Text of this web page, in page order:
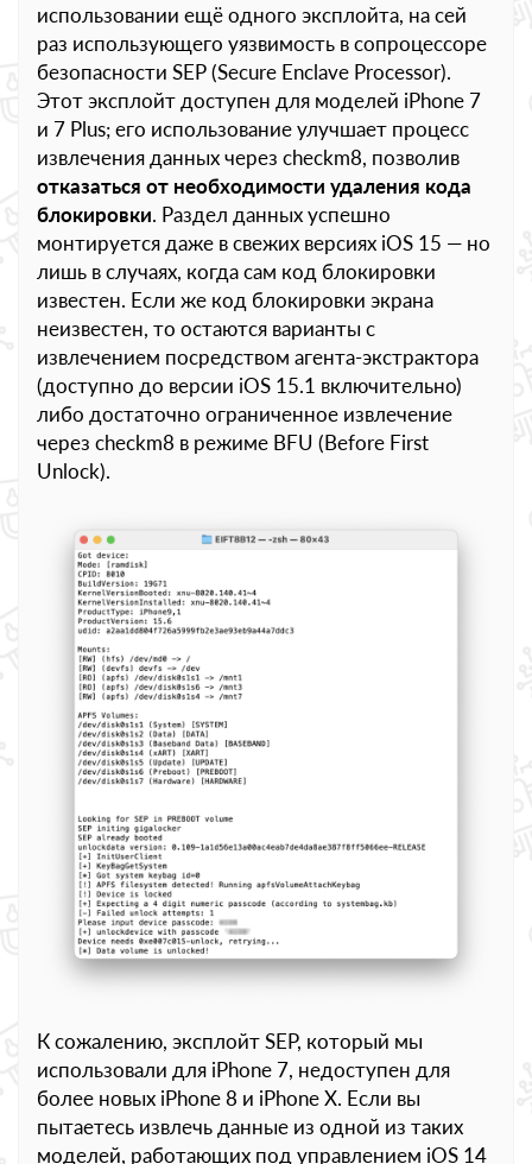
использовании ещё одного эксплойта, на сей
раз использующего уязвимость в сопроцессоре
безопасности SEP (Secure Enclave Processor).
Этот эксплойт доступен для моделей iPhone 7
и 7 Plus; его использование улучшает процесс
извлечения данных через checkm8, позволив
отказаться от необходимости удаления кода
блокировки. Раздел данных успешно
монтируется даже в свежих версиях iOS 15 — но
лишь в случаях, когда сам код блокировки
известен. Если же код блокировки экрана
неизвестен, то остаются варианты с
извлечением посредством агента-экстрактора
(доступно до версии iOS 15.1 включительно)
либо достаточно ограниченное извлечение
через checkm8 в режиме BFU (Before First
Unlock).
К сожалению, эксплойт SEP, который мы
использовали для iPhone 7, недоступен для
более новых iPhone 8 и iPhone X. Если вы
пытаетесь извлечь данные из одной из таких
моделей, работающих под управлением iOS 14